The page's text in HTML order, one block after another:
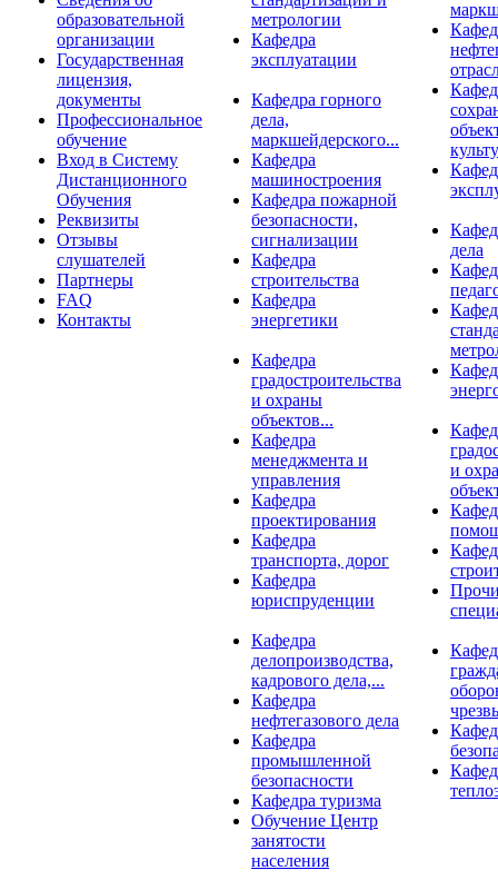
образовательной
организации
Государственная
лицензия,
документы
Профессиональное
обучение
Вход в Систему
Дистанционного
Обучения
Реквизиты
Отзывы
слушателей
Партнеры
FAQ
Контакты
метрологии
Кафедра
эксплуатации
Кафедра горного
дела,
маркшейдерского...
Кафедра
машиностроения
Кафедра пожарной
безопасности,
сигнализации
Кафедра
строительства
Кафедра
энергетики
Кафедра
градостроительства
и охраны
объектов...
Кафедра
менеджмента и
управления
Кафедра
проектирования
Кафедра
транспорта, дорог
Кафедра
юриспруденции
Кафедра
делопроизводства,
кадрового дела,...
Кафедра
нефтегазового дела
Кафедра
промышленной
безопасности
Кафедра туризма
Обучение Центр
занятости
населения
дела
и